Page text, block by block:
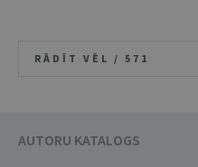
RĀDĪT VĒL / 571
AUTORU KATALOGS